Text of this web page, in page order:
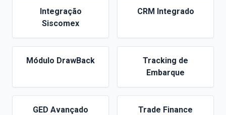
Integração
Siscomex
CRM Integrado
Módulo DrawBack
Tracking de
Embarque
GED Avançado Trade Finance